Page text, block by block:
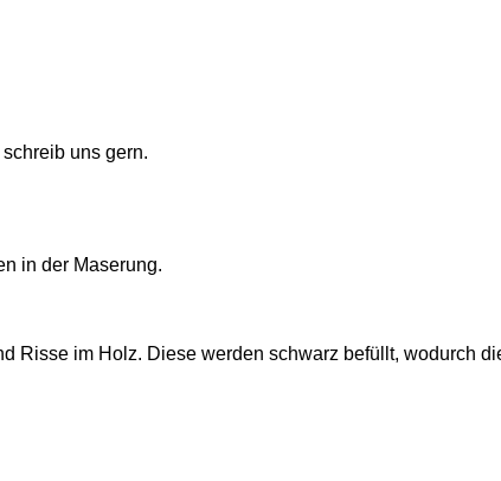
schreib uns gern.
in der Maserung.
Risse im Holz. Diese werden schwarz befüllt, wodurch